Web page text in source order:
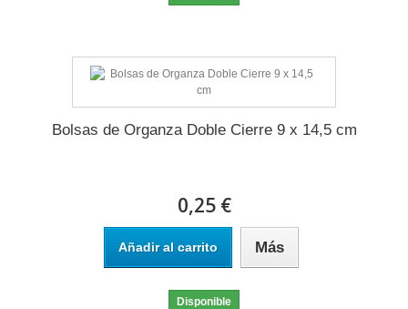
Bolsas de Organza Doble Cierre 9 x 14,5 cm
0,25 €
Añadir al carrito Más
Disponible